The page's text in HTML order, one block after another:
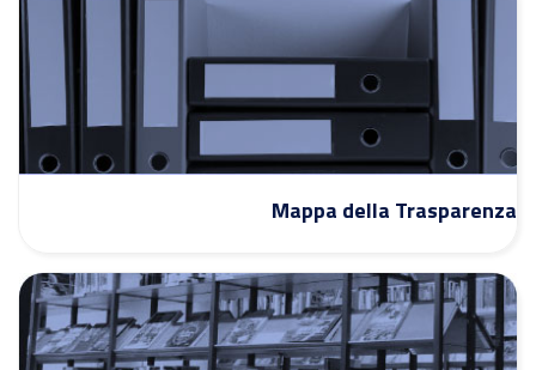
Mappa della Trasparenza